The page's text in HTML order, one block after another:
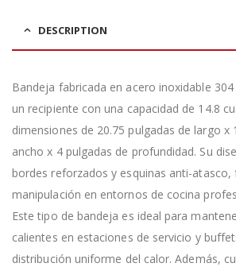
DESCRIPTION
Bandeja fabricada en acero inoxidable 304
un recipiente con una capacidad de 14.8
dimensiones de 20.75 pulgadas de largo x
ancho x 4 pulgadas de profundidad. Su
bordes reforzados y esquinas anti-atasco,
manipulación en entornos de cocina
Este tipo de bandeja es ideal para
calientes en estaciones de servicio y
distribución uniforme del calor. Además,